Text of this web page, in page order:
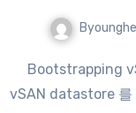
Bootstrapping vSAN without vCenter 포스트를 통해
vSAN datastore 를